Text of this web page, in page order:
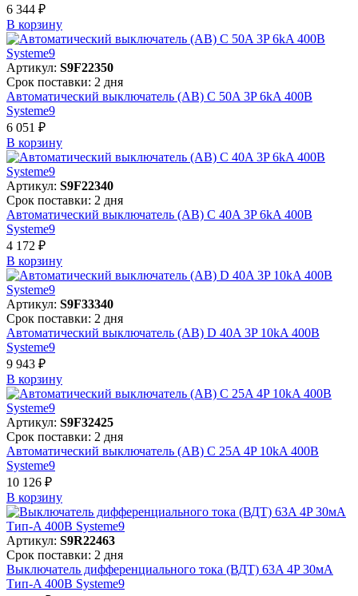
6 344 ₽
В корзинy
Артикул: S9F22350
Срок поставки: 2 дня
Автоматический выключатель (АВ) C 50A 3P 6kA 400В
Systeme9
6 051 ₽
В корзинy
Артикул: S9F22340
Срок поставки: 2 дня
Автоматический выключатель (АВ) C 40A 3P 6kA 400В
Systeme9
4 172 ₽
В корзинy
Артикул: S9F33340
Срок поставки: 2 дня
Автоматический выключатель (АВ) D 40A 3P 10kA 400В
Systeme9
9 943 ₽
В корзинy
Артикул: S9F32425
Срок поставки: 2 дня
Автоматический выключатель (АВ) C 25A 4P 10kA 400В
Systeme9
10 126 ₽
В корзинy
Артикул: S9R22463
Срок поставки: 2 дня
Выключатель дифференциального тока (ВДТ) 63A 4P 30мА
Тип-A 400В Systeme9